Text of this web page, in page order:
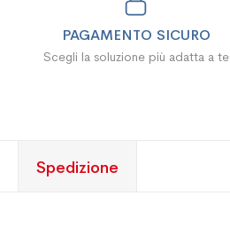
PAGAMENTO SICURO
Scegli la soluzione più adatta a te
Spedizione